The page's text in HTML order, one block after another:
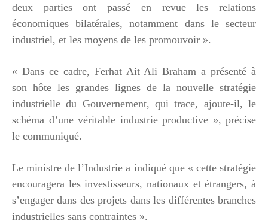
deux parties ont passé en revue les relations
économiques bilatérales, notamment dans le secteur
industriel, et les moyens de les promouvoir ».
« Dans ce cadre, Ferhat Ait Ali Braham a présenté à
son hôte les grandes lignes de la nouvelle stratégie
industrielle du Gouvernement, qui trace, ajoute-il, le
schéma d’une véritable industrie productive », précise
le communiqué.
Le ministre de l’Industrie a indiqué que « cette stratégie
encouragera les investisseurs, nationaux et étrangers, à
s’engager dans des projets dans les différentes branches
industrielles sans contraintes ».